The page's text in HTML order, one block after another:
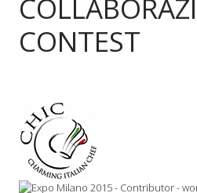
CONTEST